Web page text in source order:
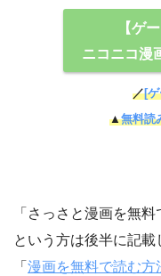
【ゲ
ニコニコ漫
／[ゲ
▲無料読
「さっさと漫画を無料
という方は後半に記載
「 漫画を無料で読む方